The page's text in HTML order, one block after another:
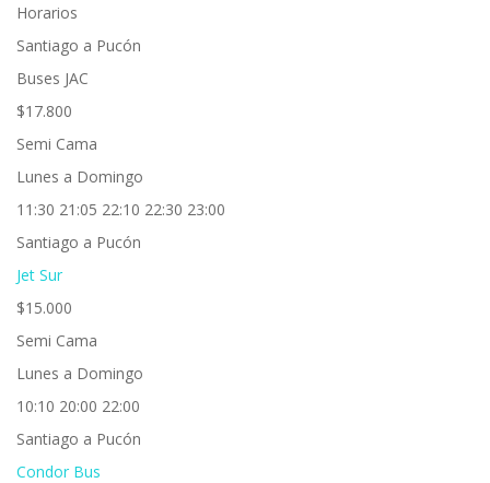
Horarios
Santiago a Pucón
Buses JAC
$17.800
Semi Cama
Lunes a Domingo
11:30 21:05 22:10 22:30 23:00
Santiago a Pucón
Jet Sur
$15.000
Semi Cama
Lunes a Domingo
10:10 20:00 22:00
Santiago a Pucón
Condor Bus